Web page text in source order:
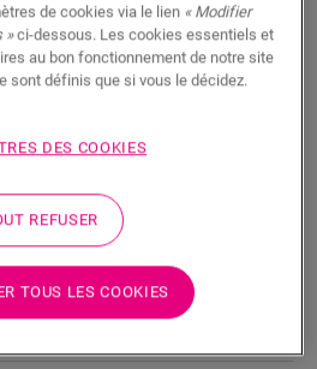
qui correspond parfaitement à la
pouvez régler la hauteur (40 ou
rapide, il vous suffit d’utiliser
clips. Pour obtenir une finition
Elle est également
de cookies via le lien « Modifier
»ci-dessous. Les cookies essentiels et
au bon fonctionnement de notre site
sont définis que si vous le décidez.
DES COOKIES
REFUSER
TOUS LES COOKIES